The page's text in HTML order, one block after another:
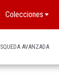
Colecciones
AVANZADA